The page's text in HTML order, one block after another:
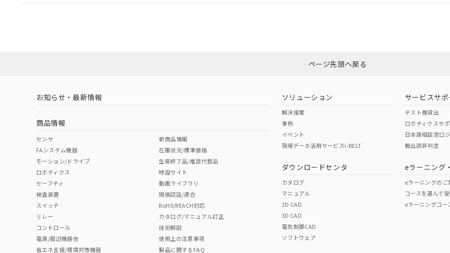
EU RoHS 注意事項・凡例
ダウンロードはこちら
中国 RoHS 注意事項・凡例
中国 RoHS表
Pb Hg Cr(VI)
"対応済み"や非含有の記載がされた商品であっても、流通在庫等で未対応品が混在する可能性があります。
非含有品が必要な際は、弊社営業部門もしくは販売店へお問い合わせください。
（イギリス
（ノルウェー
（日本
（アメリカ
この製品の規格認証/適合
その他の認証はこちらのページからご
ページ先頭へ戻る
お知らせ・最新情報
商品情報
センサ
FAシステム機器
モーション/ドライブ
ロボティクス
セーフティ
検査装置
スイッチ
リレー
コントロール
電源/周辺機器他
省エネ支援/環境対策機器
新商品情報
在庫状況/標準価格
生産終了品/推奨代替品
特設サイト
動画ライブラリ
規格認証/適合
RoHS/REACH対応
カタログ/マニュアル訂正
技術解説
使用上の注意事項
製品に関するFAQ
ソリューション
解決提案
事例
イベント
現場データ活用サービスi-BELT
ダウンロードセンタ
カタログ
マニュアル
2D CAD
3D CAD
電気制御CAD
ソフトウェア
サービスサポ
テスト機貸出
ロボティクスサ
日本語相談窓口
輸出該非判定
eラーニング
eラーニングのご
コースを選んで
eラーニングコー